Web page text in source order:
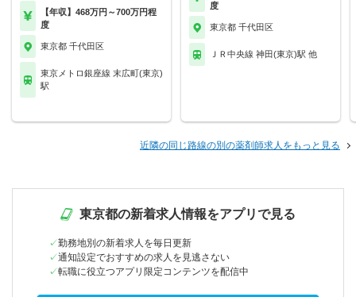
【年収】468万円～700万円程
度
東京都 千代田区
東京メトロ銀座線 末広町(東京)
駅
度
東京都 千代田区
ＪＲ中央線 神田(東京)駅 他
近隣の同じ路線の別の薬剤師求人をもっと見る
東京都の新着求人情報をアプリで見る
勤務地別の新着求人を毎日更新
通知設定でおすすめの求人を見逃さない
転職に役立つアプリ限定コンテンツを配信中